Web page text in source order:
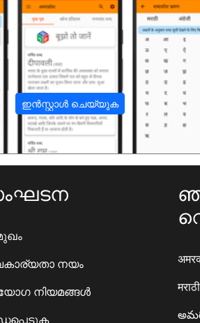
ഇൻസ്റ്റാൾ ചെയ്യുക
നയം
നിയമങ്ങൾ